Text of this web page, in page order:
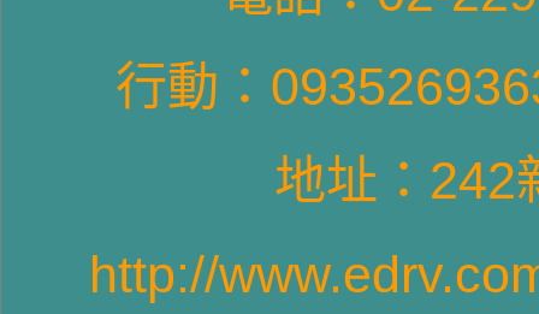
VWT4~T6車系長軸高頂旗艦型5星級露
行動：
地址：
http://